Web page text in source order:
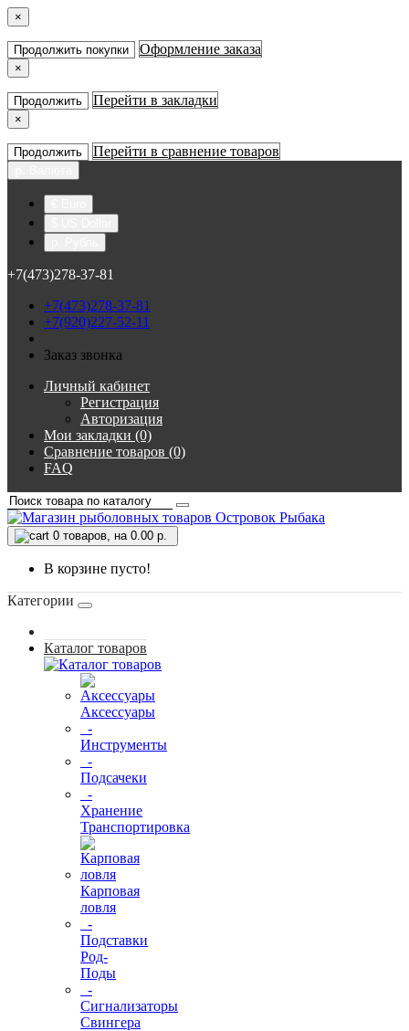
×
Продолжить покупки Оформление заказа
×
Продолжить Перейти в закладки
×
Продолжить Перейти в сравнение товаров
+7(473)278-37-81
+7(473)278-37-81
+7(920)227-52-11
Заказ звонка
Личный кабинет
Регистрация
Авторизация
Мои закладки (0)
Сравнение товаров (0)
FAQ
0 товаров, на 0.00 р.
В корзине пусто!
Категории
Каталог товаров
Аксессуары
-
Инструменты
-
Подсачеки
-
Хранение
Транспортировка
Карповая
ловля
-
Подставки
Род-
Поды
-
Сигнализаторы
Свингера